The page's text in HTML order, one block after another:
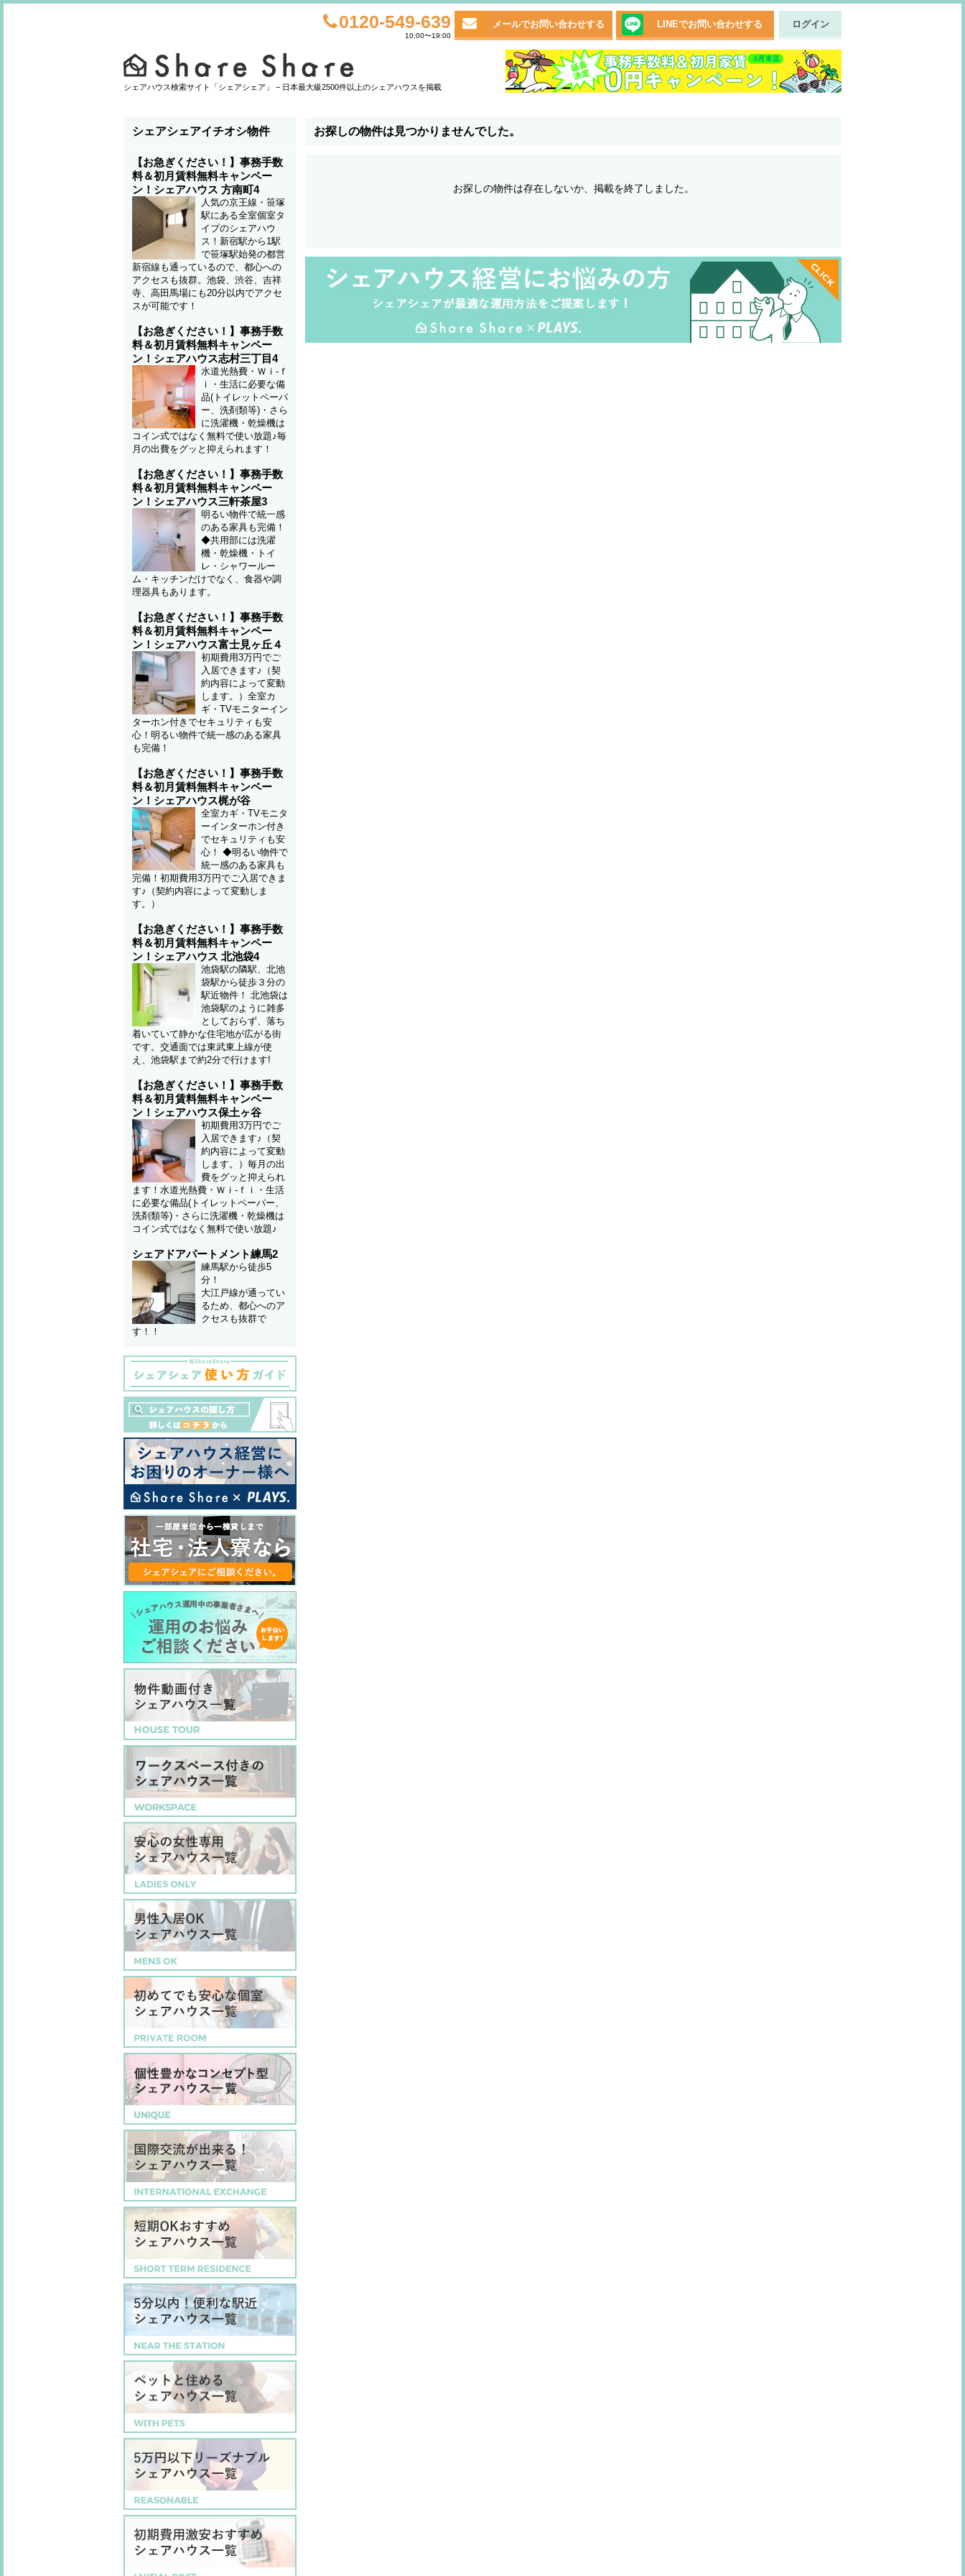
0120-549-639
10:00〜19:00
メールでお問い合わせする LINEでお問い合わせする ログイン
シェアハウス検索サイト「シェアシェア」 − 日本最大級2500件以上のシェアハウスを掲載
お探しの物件は見つかりませんでした。
お探しの物件は存在しないか、掲載を終了しました。
シェアシェアイチオシ物件
【お急ぎください！】事務手数
料＆初月賃料無料キャンペー
ン！シェアハウス 方南町4
人気の京王線・笹塚
駅にある全室個室タ
イプのシェアハウ
ス！新宿駅から1駅
で笹塚駅始発の都営
新宿線も通っているので、都心への
アクセスも抜群。池袋、渋谷、吉祥
寺、高田馬場にも20分以内でアクセ
スが可能です！
【お急ぎください！】事務手数
料＆初月賃料無料キャンペー
ン！シェアハウス志村三丁目4
水道光熱費・Ｗｉ-ｆ
ｉ・生活に必要な備
品(トイレットペーパ
ー、洗剤類等)・さら
に洗濯機・乾燥機は
コイン式ではなく無料で使い放題♪毎
月の出費をグッと抑えられます！
【お急ぎください！】事務手数
料＆初月賃料無料キャンペー
ン！シェアハウス三軒茶屋3
明るい物件で統一感
のある家具も完備！
◆共用部には洗濯
機・乾燥機・トイ
レ・シャワールー
ム・キッチンだけでなく、食器や調
理器具もあります。
【お急ぎください！】事務手数
料＆初月賃料無料キャンペー
ン！シェアハウス富士見ヶ丘４
初期費用3万円でご
入居できます♪（契
約内容によって変動
します。）全室カ
ギ・TVモニターイン
ターホン付きでセキュリティも安
心！明るい物件で統一感のある家具
も完備！
【お急ぎください！】事務手数
料＆初月賃料無料キャンペー
ン！シェアハウス梶が谷
全室カギ・TVモニタ
ーインターホン付き
でセキュリティも安
心！ ◆明るい物件で
統一感のある家具も
完備！初期費用3万円でご入居できま
す♪（契約内容によって変動しま
す。）
【お急ぎください！】事務手数
料＆初月賃料無料キャンペー
ン！シェアハウス 北池袋4
池袋駅の隣駅、北池
袋駅から徒歩３分の
駅近物件！ 北池袋は
池袋駅のように雑多
としておらず、落ち
着いていて静かな住宅地が広がる街
です。交通面では東武東上線が使
え、池袋駅まで約2分で行けます!
【お急ぎください！】事務手数
料＆初月賃料無料キャンペー
ン！シェアハウス保土ヶ谷
初期費用3万円でご
入居できます♪（契
約内容によって変動
します。）毎月の出
費をグッと抑えられ
ます！水道光熱費・Ｗｉ-ｆｉ・生活
に必要な備品(トイレットペーパー、
洗剤類等)・さらに洗濯機・乾燥機は
コイン式ではなく無料で使い放題♪
シェアドアパートメント練馬2
練馬駅から徒歩5
分！
大江戸線が通ってい
るため、都心へのア
クセスも抜群で
す！！